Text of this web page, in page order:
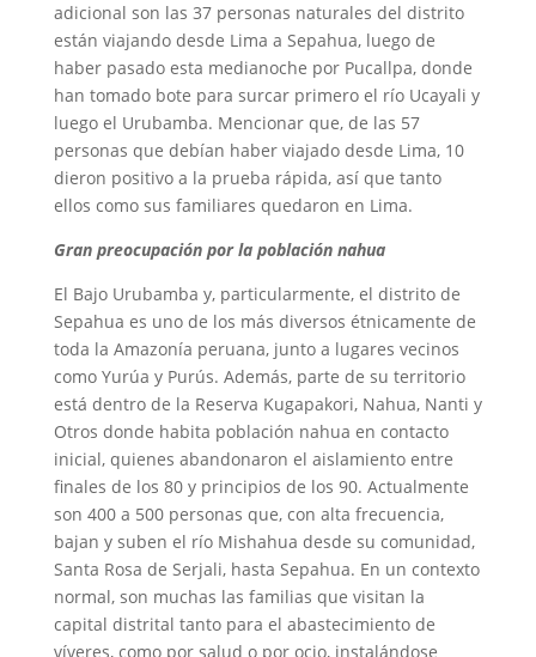
adicional son las 37 personas naturales del distrito
están viajando desde Lima a Sepahua, luego de
haber pasado esta medianoche por Pucallpa, donde
han tomado bote para surcar primero el río Ucayali y
luego el Urubamba. Mencionar que, de las 57
personas que debían haber viajado desde Lima, 10
dieron positivo a la prueba rápida, así que tanto
ellos como sus familiares quedaron en Lima.
Gran preocupación por la población nahua
El Bajo Urubamba y, particularmente, el distrito de
Sepahua es uno de los más diversos étnicamente de
toda la Amazonía peruana, junto a lugares vecinos
como Yurúa y Purús. Además, parte de su territorio
está dentro de la Reserva Kugapakori, Nahua, Nanti y
Otros donde habita población nahua en contacto
inicial, quienes abandonaron el aislamiento entre
finales de los 80 y principios de los 90. Actualmente
son 400 a 500 personas que, con alta frecuencia,
bajan y suben el río Mishahua desde su comunidad,
Santa Rosa de Serjali, hasta Sepahua. En un contexto
normal, son muchas las familias que visitan la
capital distrital tanto para el abastecimiento de
víveres, como por salud o por ocio, instalándose